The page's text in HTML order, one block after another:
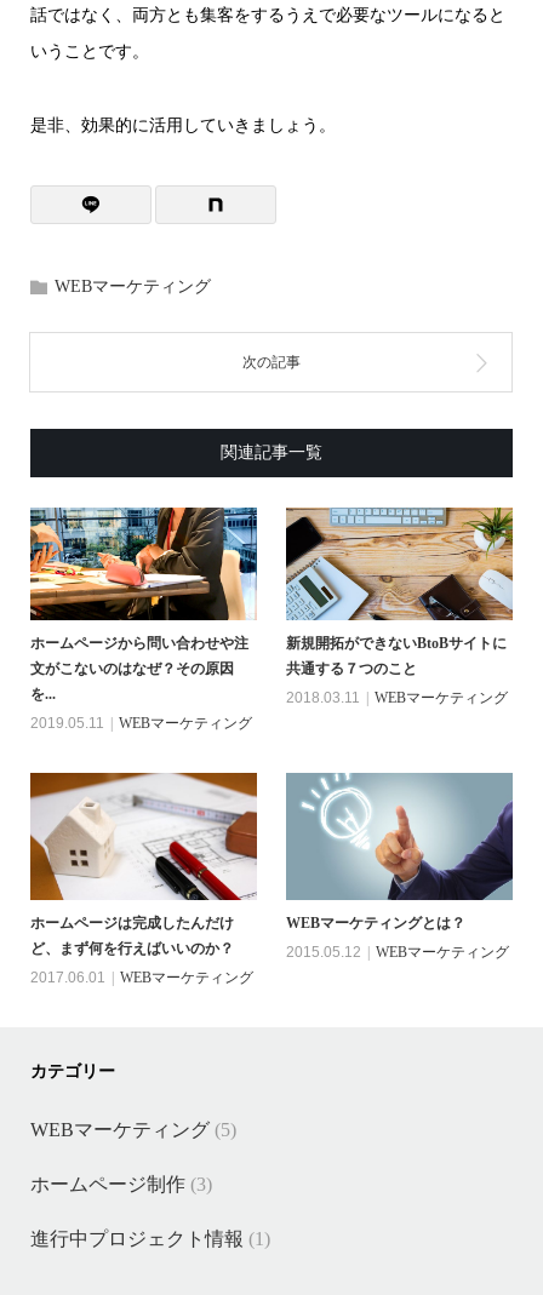
話ではなく、両方とも集客をするうえで必要なツールになると
いうことです。
是非、効果的に活用していきましょう。
WEBマーケティング
関連記事一覧
ホームページから問い合わせや注
文がこないのはなぜ？その原因
を...
2019.05.11
WEBマーケティング
新規開拓ができないBtoBサイトに
共通する７つのこと
2018.03.11
WEBマーケティング
ホームページは完成したんだけ
ど、まず何を行えばいいのか？
2017.06.01
WEBマーケティング
WEBマーケティングとは？
2015.05.12
WEBマーケティング
カテゴリー
WEBマーケティング(5)
ホームページ制作(3)
進行中プロジェクト情報 (1)